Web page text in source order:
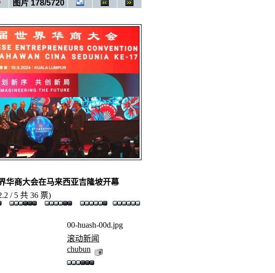
图片 178/5720
华商大会在马来西亚吉隆坡开幕
/ 5 共 36 票)
00-huash-00d.jpg
滚动新闻
chubun